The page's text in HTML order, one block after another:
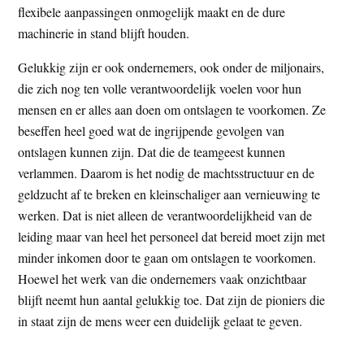
flexibele aanpassingen onmogelijk maakt en de dure
machinerie in stand blijft houden.
Gelukkig zijn er ook ondernemers, ook onder de miljonairs,
die zich nog ten volle verantwoordelijk voelen voor hun
mensen en er alles aan doen om ontslagen te voorkomen. Ze
beseffen heel goed wat de ingrijpende gevolgen van
ontslagen kunnen zijn. Dat die de teamgeest kunnen
verlammen. Daarom is het nodig de machtsstructuur en de
geldzucht af te breken en kleinschaliger aan vernieuwing te
werken. Dat is niet alleen de verantwoordelijkheid van de
leiding maar van heel het personeel dat bereid moet zijn met
minder inkomen door te gaan om ontslagen te voorkomen.
Hoewel het werk van die ondernemers vaak onzichtbaar
blijft neemt hun aantal gelukkig toe. Dat zijn de pioniers die
in staat zijn de mens weer een duidelijk gelaat te geven.